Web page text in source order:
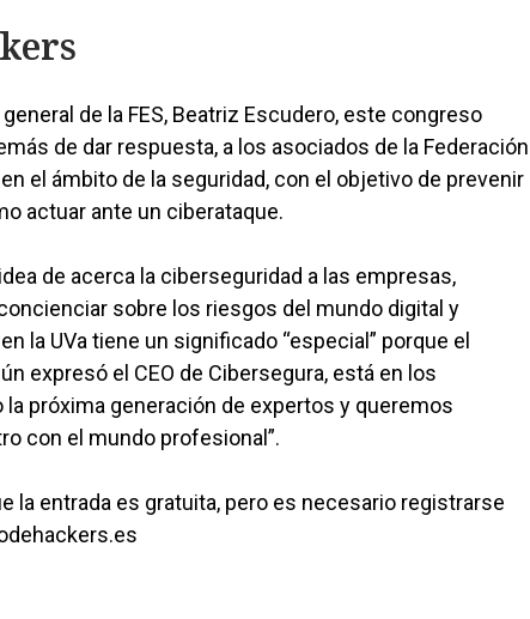
de la FES, Beatriz Escudero, este congreso
de dar respuesta, a los asociados de la Federación
el ámbito de la seguridad, con el objetivo de prevenir
actuar ante un ciberataque.
de acerca la ciberseguridad a las empresas,
sobre los riesgos del mundo digital y
la UVa tiene un significado “especial” porque el
expresó el CEO de Cibersegura, está en los
próxima generación de expertos y queremos
con el mundo profesional”.
la entrada es gratuita, pero es necesario registrarse